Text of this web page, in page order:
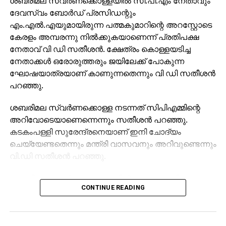
@hotstartweets:
https://t.co/5FAmYYAcbL
JioTV users can watch it
LIVE on the app.
#ISLMoments#NEUKER
#LetsFootball
pic.twitter.com/rqa2E9OwfI
— Indian Super League
(@IndSuperLeague)
ദേവസ്വം ബോര്‍ഡ് പ്രസിഡന്റും
എം.എല്‍.എയുമായിരുന്ന പത്മകുമാറിന്റെ അറസ്റ്റോടെ
കേരളം അമ്പരന്നു നില്‍ക്കുകയാണെന്ന് പ്രതിപക്ഷ
നേതാവ് വി ഡി സതീശന്‍. ക്ഷേത്രം കൊള്ളയടിച്ച
നേതാക്കള്‍ ഒരോരുത്തരും ജയിലേക്ക് പോകുന്ന
ഘോഷയാത്രയാണ് കാണുന്നതെന്നും വി ഡി സതീശന്‍
പറഞ്ഞു.
ശബരിമല സ്വര്‍ണക്കൊള്ള നടന്നത് സിപിഎമ്മിന്റെ
അറിവോടെയാണെന്നെന്നും സതീശന്‍ പറഞ്ഞു.
കടകംപള്ളി സുരേന്ദ്രനെയാണ് ഇനി ചോദ്യം
ചെയ്യേണ്ടതെന്നും മന്ത്രി വാസവനും അറിവുണ്ടെന്നും
വി.ഡി സതീശന്‍ പറഞ്ഞു.
ശബരിമല സ്വര്‍ണക്കൊള്ളയില്‍ മുഖ്യമന്ത്രി
പിണറായി വിജയന്‍ എന്തുകൊണ്ട് മൗനം പാലിക്കുന്നു.
പാര്‍ട്ടിക്ക് ഒരു കുഴപ്പവുമില്ലെന്ന് പറയാന്‍ എം.വി
CONTINUE READING